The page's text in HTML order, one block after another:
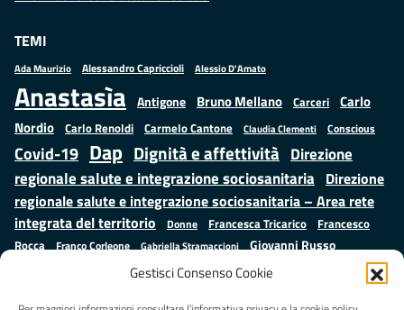
Gestisci Consenso Cookie
TEMI
Ada Maurizio Alessandro Capriccioli Alessio D'Amato
Anastasìa Antigone Bruno Mellano Carceri
Carlo
Nordio Carlo Renoldi Carmelo Cantone Claudia Clementi Conscious
Covid-19 Dap Dignità e affettività Direzione
regionale salute e integrazione sociosanitaria Direzione
regionale salute e integrazione sociosanitaria – Area rete
integrata del territorio
Donne Francesca Tricarico
Francesco
Rocca
Franco Corleone Gabriella Stramaccioni Giovanni Russo
Giuseppe Emanuele Cangemi Istruzione e cultura
Mauro